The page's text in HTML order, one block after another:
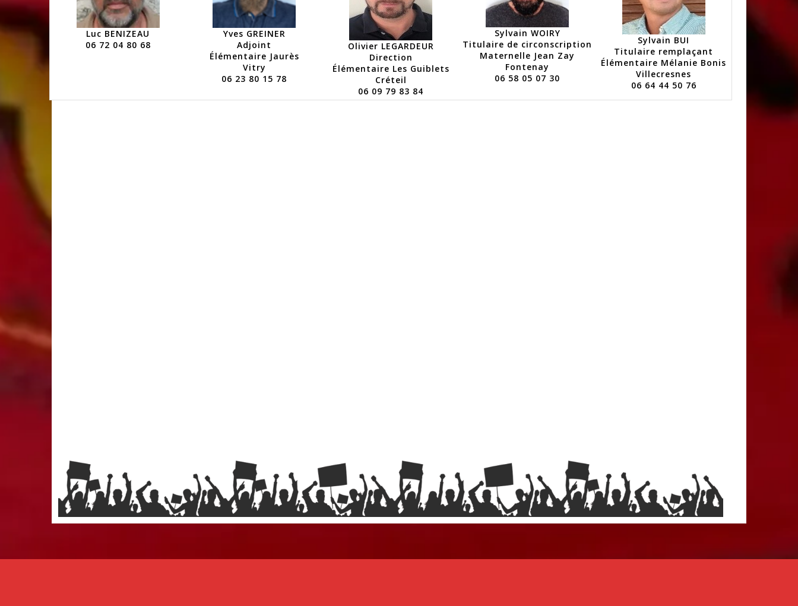
Luc BENIZEAU
06 72 04 80 68
Yves GREINER
Adjoint
Élémentaire Jaurès
Vitry
06 23 80 15 78
Olivier LEGARDEUR
Direction
Élémentaire Les Guiblets
Créteil
06 09 79 83 84
Sylvain WOIRY
Titulaire de circonscription
Maternelle Jean Zay
Fontenay
06 58 05 07 30
Sylvain BUI
Titulaire remplaçant
Élémentaire Mélanie Bonis
Villecresnes
06 64 44 50 76